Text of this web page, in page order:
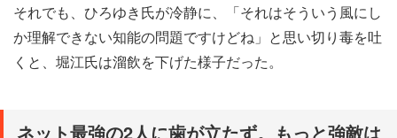
それでも、ひろゆき氏が冷静に、「それはそういう風にし
か理解できない知能の問題ですけどね」と思い切り毒を吐
くと、堀江氏は溜飲を下げた様子だった。
ネット最強の2人に歯が立たず。もっと強敵は